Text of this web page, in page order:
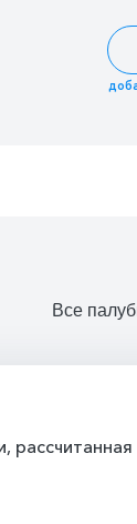
69
59
рассчитанная